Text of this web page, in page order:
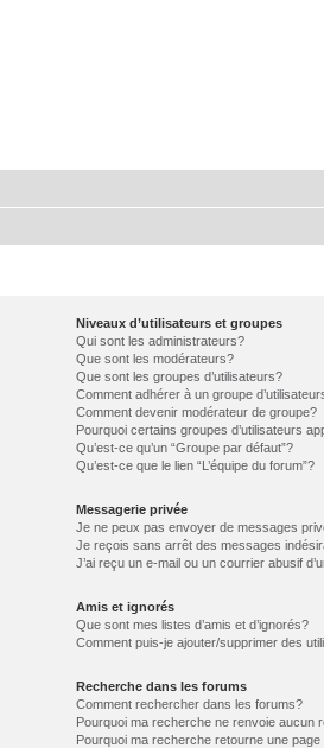
Niveaux d’utilisateurs et groupes
Qui sont les administrateurs?
Que sont les modérateurs?
Que sont les groupes d’utilisateurs?
Comment adhérer à un groupe
Comment devenir modérateur de groupe?
Pourquoi certains groupes d’utilisateurs
Qu’est-ce qu’un “Groupe par défaut”?
Qu’est-ce que le lien “L’équipe du forum”?
Messagerie privée
Je ne peux pas envoyer de messages
Je reçois sans arrêt des messages
J’ai reçu un e-mail ou un courrier abusif
Amis et ignorés
Que sont mes listes d’amis et d’ignorés?
Comment puis-je ajouter/supprimer des
Recherche dans les forums
Comment rechercher dans les forums?
Pourquoi ma recherche ne renvoie aucun
Pourquoi ma recherche retourne une page